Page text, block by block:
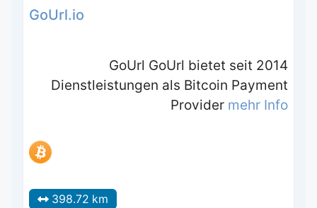
GoUrl.io
GoUrl GoUrl bietet seit 2014
Dienstleistungen als Bitcoin Payment
Provider mehr Info
398.72 km